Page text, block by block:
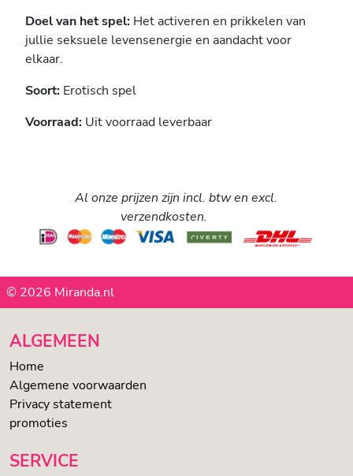
Doel van het spel: Het activeren en prikkelen van
jullie seksuele levensenergie en aandacht voor
elkaar.
Soort: Erotisch spel
Voorraad: Uit voorraad leverbaar
Al onze prijzen zijn incl. btw en excl.
verzendkosten.
© 2026 Miranda.nl
ALGEMEEN
Home
Algemene voorwaarden
Privacy statement
promoties
SERVICE